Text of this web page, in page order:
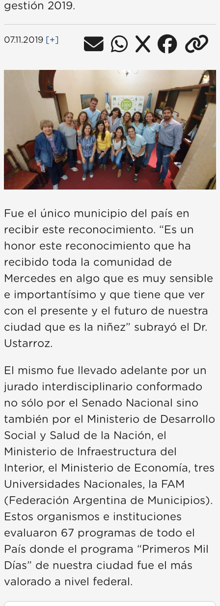
gestión 2019.
07.11.2019 [+]
Fue el único municipio del país en
recibir este reconocimiento. “Es un
honor este reconocimiento que ha
recibido toda la comunidad de
Mercedes en algo que es muy sensible
e importantísimo y que tiene que ver
con el presente y el futuro de nuestra
ciudad que es la niñez” subrayó el Dr.
Ustarroz.
El mismo fue llevado adelante por un
jurado interdisciplinario conformado
no sólo por el Senado Nacional sino
también por el Ministerio de Desarrollo
Social y Salud de la Nación, el
Ministerio de Infraestructura del
Interior, el Ministerio de Economía, tres
Universidades Nacionales, la FAM
(Federación Argentina de Municipios).
Estos organismos e instituciones
evaluaron 67 programas de todo el
País donde el programa “Primeros Mil
Días” de nuestra ciudad fue el más
valorado a nivel federal.